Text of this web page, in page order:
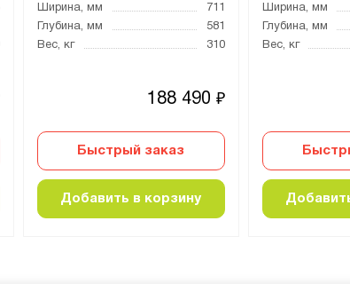
Ширина, мм
711
Глубина, мм
581
Вес, кг
310
188 490 ₽
Быстрый заказ
Добавить в корзину
Ширина, мм
Глубина, мм
Вес, кг